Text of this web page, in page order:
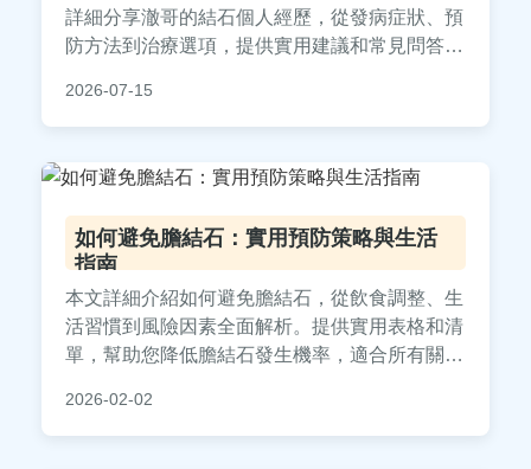
詳細分享澈哥的結石個人經歷，從發病症狀、預
防方法到治療選項，提供實用建議和常見問答。
程，以及澈哥的真實故事，幫助你全面了解結石
問題，有效管理健康。
2026-07-15
如何避免膽結石：實用預防策略與生活
指南
本文詳細介紹如何避免膽結石，從飲食調整、生
活習慣到風險因素全面解析。提供實用表格和清
單，幫助您降低膽結石發生機率，適合所有關注
生成痕跡，確保真實可靠。
2026-02-02